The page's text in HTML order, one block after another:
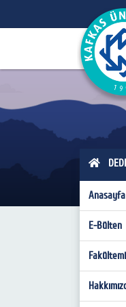
DEDE
Anasayfa
E-Bülten
Fakülte